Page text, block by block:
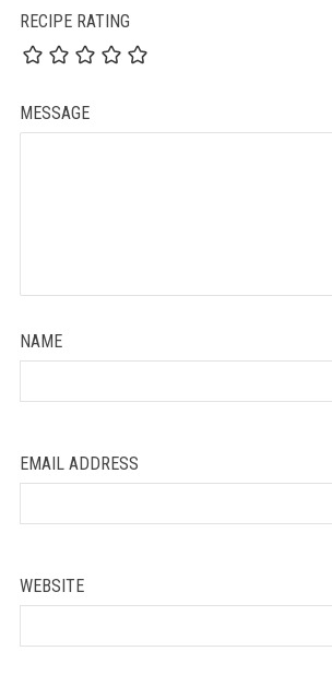
RECIPE RATING
MESSAGE
NAME
EMAIL ADDRESS
WEBSITE